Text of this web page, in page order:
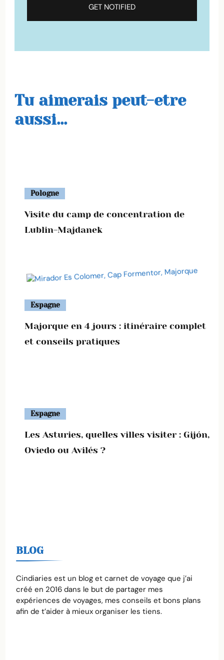
Tu aimerais peut-etre
aussi...
Pologne
Visite du camp de concentration de
Lublin-Majdanek
Espagne
Majorque en 4 jours : itinéraire complet
et conseils pratiques
Espagne
Les Asturies, quelles villes visiter : Gijón,
Oviedo ou Avilés ?
BLOG
Cindiaries est un blog et carnet de voyage que j’ai
créé en 2016 dans le but de partager mes
expériences de voyages, mes conseils et bons plans
afin de t’aider à mieux organiser les tiens.